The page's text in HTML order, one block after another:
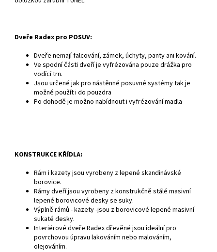
Dveře Radex pro POSUV:
Dveře nemají falcování, zámek, úchyty, panty ani kování.
Ve spodní části dveří je vyfrézována pouze drážka pro
vodící trn.
Jsou určené jak pro nástěnné posuvné systémy tak je
možné použít i do pouzdra
Po dohodě je možno nabídnout i vyfrézování madla
KONSTRUKCE KŘÍDLA:
Rám i kazety jsou vyrobeny z lepené skandinávské
borovice.
Rámy dveří jsou vyrobeny z konstrukčně stálé masivní
lepené borovicové desky se suky.
Výplně rámů - kazety -jsou z borovicové lepené masivní
sukaté desky.
Interiérové dveře Radex dřevěné jsou ideální pro
povrchovou úpravu lakováním nebo malováním,
olejováním.